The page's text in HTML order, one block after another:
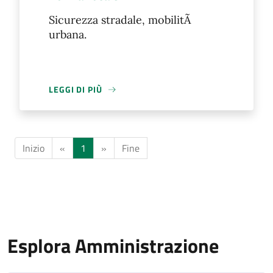
Sicurezza stradale, mobilitÃ
urbana.
LEGGI DI PIÙ
Inizio « 1 » Fine
Esplora Amministrazione